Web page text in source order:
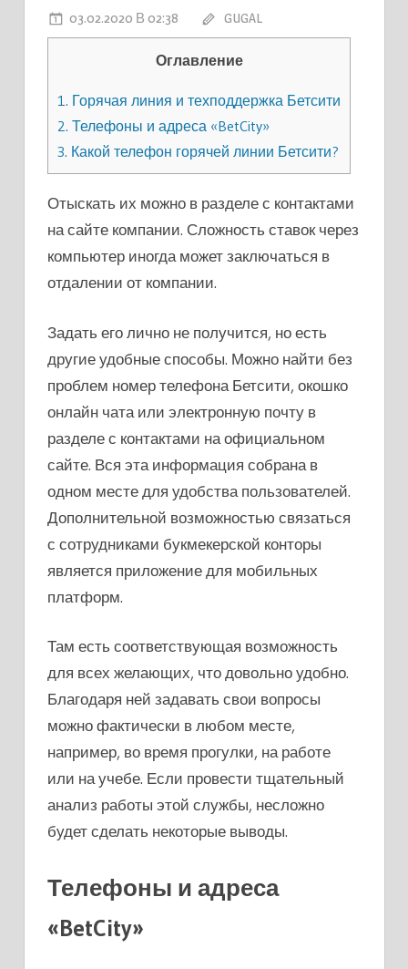
03.02.2020 В 02:38 GUGAL
Оглавление
1. Горячая линия и техподдержка Бетсити
2. Телефоны и адреса «BetCity»
3. Какой телефон горячей линии Бетсити?
Отыскать их можно в разделе с контактами
на сайте компании. Сложность ставок через
компьютер иногда может заключаться в
отдалении от компании.
Задать его лично не получится, но есть
другие удобные способы. Можно найти без
проблем номер телефона Бетсити, окошко
онлайн чата или электронную почту в
разделе с контактами на официальном
сайте. Вся эта информация собрана в
одном месте для удобства пользователей.
Дополнительной возможностью связаться
с сотрудниками букмекерской конторы
является приложение для мобильных
платформ.
Там есть соответствующая возможность
для всех желающих, что довольно удобно.
Благодаря ней задавать свои вопросы
можно фактически в любом месте,
например, во время прогулки, на работе
или на учебе. Если провести тщательный
анализ работы этой службы, несложно
будет сделать некоторые выводы.
Телефоны и адреса
«BetCity»